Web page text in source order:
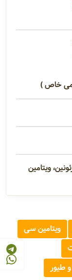
خاص )
ویتامین
ویتامین سی
و طیور